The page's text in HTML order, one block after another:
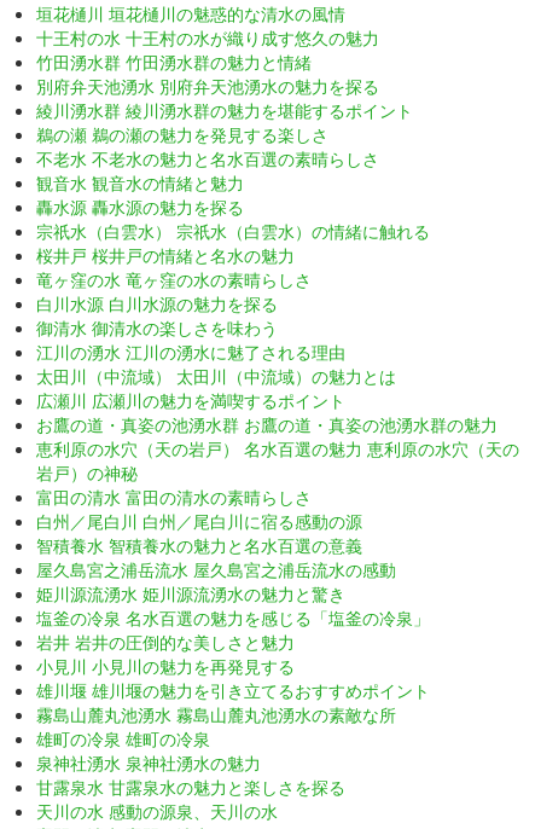
垣花樋川 垣花樋川の魅惑的な清水の風情
十王村の水 十王村の水が織り成す悠久の魅力
竹田湧水群 竹田湧水群の魅力と情緒
別府弁天池湧水 別府弁天池湧水の魅力を探る
綾川湧水群 綾川湧水群の魅力を堪能するポイント
鵜の瀬 鵜の瀬の魅力を発見する楽しさ
不老水 不老水の魅力と名水百選の素晴らしさ
観音水 観音水の情緒と魅力
轟水源 轟水源の魅力を探る
宗祇水（白雲水） 宗祇水（白雲水）の情緒に触れる
桜井戸 桜井戸の情緒と名水の魅力
竜ヶ窪の水 竜ヶ窪の水の素晴らしさ
白川水源 白川水源の魅力を探る
御清水 御清水の楽しさを味わう
江川の湧水 江川の湧水に魅了される理由
太田川（中流域） 太田川（中流域）の魅力とは
広瀬川 広瀬川の魅力を満喫するポイント
お鷹の道・真姿の池湧水群 お鷹の道・真姿の池湧水群の魅力
恵利原の水穴（天の岩戸） 名水百選の魅力 恵利原の水穴（天の
岩戸）の神秘
富田の清水 富田の清水の素晴らしさ
白州／尾白川 白州／尾白川に宿る感動の源
智積養水 智積養水の魅力と名水百選の意義
屋久島宮之浦岳流水 屋久島宮之浦岳流水の感動
姫川源流湧水 姫川源流湧水の魅力と驚き
塩釜の冷泉 名水百選の魅力を感じる「塩釜の冷泉」
岩井 岩井の圧倒的な美しさと魅力
小見川 小見川の魅力を再発見する
雄川堰 雄川堰の魅力を引き立てるおすすめポイント
霧島山麓丸池湧水 霧島山麓丸池湧水の素敵な所
雄町の冷泉 雄町の冷泉
泉神社湧水 泉神社湧水の魅力
甘露泉水 甘露泉水の魅力と楽しさを探る
天川の水 感動の源泉、天川の水